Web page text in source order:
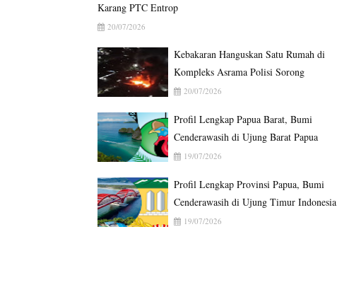
Karang PTC Entrop
20/07/2026
Kebakaran Hanguskan Satu Rumah di
Kompleks Asrama Polisi Sorong
20/07/2026
Profil Lengkap Papua Barat, Bumi
Cenderawasih di Ujung Barat Papua
19/07/2026
Profil Lengkap Provinsi Papua, Bumi
Cenderawasih di Ujung Timur Indonesia
19/07/2026